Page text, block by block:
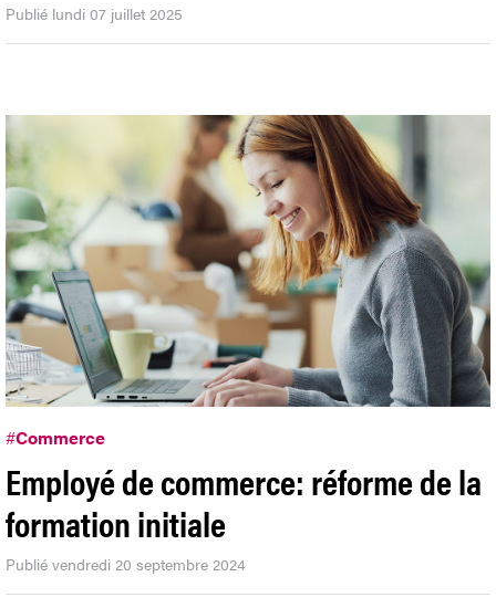
Publié lundi 07 juillet 2025
#Commerce
Employé de commerce: réforme de la
formation initiale
Publié vendredi 20 septembre 2024